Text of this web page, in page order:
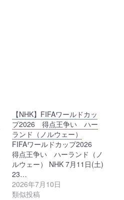
【NHK】FIFAワールドカッ
プ2026 得点王争い ハー
ランド（ノルウェー）
FIFAワールドカップ2026
得点王争い ハーランド（ノ
ルウェー） NHK 7月11日(土)
23…
2026年7月10日
類似投稿